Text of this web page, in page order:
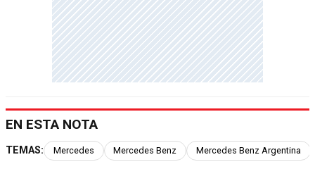
EN ESTA NOTA
TEMAS: Mercedes Mercedes Benz Mercedes Benz Argentina